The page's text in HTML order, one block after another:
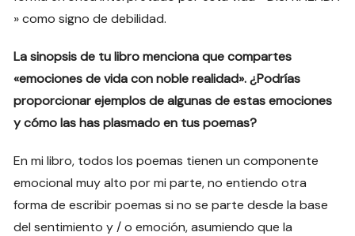
» como signo de debilidad.
La sinopsis de tu libro menciona que compartes
«emociones de vida con noble realidad». ¿Podrías
proporcionar ejemplos de algunas de estas emociones
y cómo las has plasmado en tus poemas?
En mi libro, todos los poemas tienen un componente
emocional muy alto por mi parte, no entiendo otra
forma de escribir poemas si no se parte desde la base
del sentimiento y / o emoción, asumiendo que la